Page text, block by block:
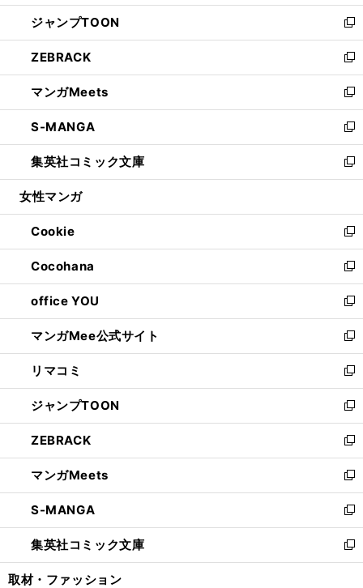
開
く
ウ
で
開
く
ン
ド
ウ
で
開
く
ウ
ィ
ン
ド
ウ
で
開
く
し
い
ウ
ィ
ン
ド
ウ
で
開
く
ジャンプTOON
新
し
い
ウ
ィ
ン
ド
ウ
で
開
ZEBRACK
新
し
い
ウ
ィ
ン
ド
ウ
開
く
マンガMeets
新
し
い
ウ
ィ
ン
ウ
で
開
く
S-MANGA
新
し
い
ウ
ン
ド
ウ
で
開
く
集英社コミック文庫
新
し
ウ
ィ
ン
ド
ウ
で
開
く
女性マンガ
Cookie
新
し
い
ウ
ィ
ン
ド
ウ
で
開
く
Cocohana
新
し
い
ウ
ィ
ン
ド
ウ
で
開
く
office YOU
新
し
い
ウ
ィ
ン
ド
ウ
で
開
く
マンガMee公式サイト
新
し
い
ウ
ィ
ン
ド
ウ
で
開
く
リマコミ
新
し
い
ウ
ィ
ン
ド
ウ
で
開
く
ジャンプTOON
新
し
い
ウ
ィ
ン
ド
ウ
で
開
ZEBRACK
新
し
い
ウ
ィ
ン
ド
ウ
マンガMeets
新
し
い
ウ
ィ
ン
S-MANGA
新
し
い
ウ
集英社コミック文庫
新
し
取材・ファッション